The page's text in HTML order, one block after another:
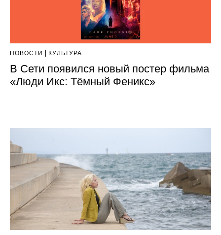
НОВОСТИ КУЛЬТУРА
В Сети появился новый постер фильма
«Люди Икс: Тёмный Феникс»